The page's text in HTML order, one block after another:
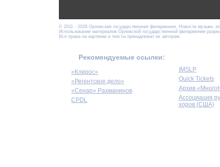
© 2011 - 2026 Орловская государственная филармония. Новости музыки,
Использование материалов Орловской государственной филармонии
Все права на картинки и тексты принадлежат их авторам.
Рекомендуемые ссылки:
«Клирос»
«Регентское дело»
«Сенар» Рахманинов
CPDL
IMSLP
Quick Tickets
Архив
Ассоциация
хоров (США)